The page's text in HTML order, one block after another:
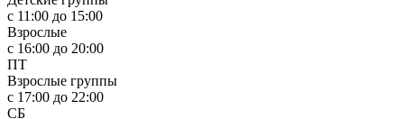
с 11:00 до 15:00
Взрослые
с 16:00 до 20:00
ПТ
Взрослые группы
с 17:00 до 22:00
СБ